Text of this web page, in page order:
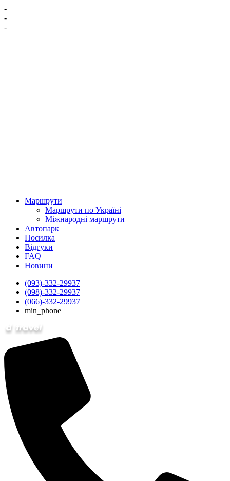
-
-
-
Маршрути
Маршрути по Україні
Міжнародні маршрути
Автопарк
Посилка
Відгуки
FAQ
Новини
(093)-332-29937
(098)-332-29937
(066)-332-29937
min_phone